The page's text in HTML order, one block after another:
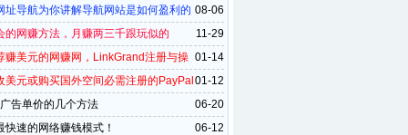
08-06
址导航为你讲解导航网站是如何盈利的
11-29
的网赚方法，月赚两三千跟玩似的
01-14
赚美元的网赚网，LinkGrand注册与操
01-12
美元或购买国外空间必需注册的PayPal
认证方法
06-20
告单价的几个方法
06-12
快速的网络赚钱模式！